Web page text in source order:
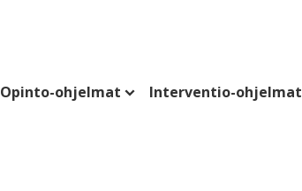
Opinto-ohjelmat Interventio-ohjelmat